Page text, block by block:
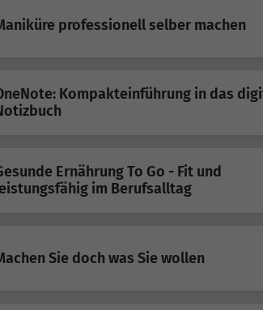
professionell selber machen
Kompakteinführung in das
Ernährung To Go - Fit und
im Berufsalltag
Sie doch was Sie wollen